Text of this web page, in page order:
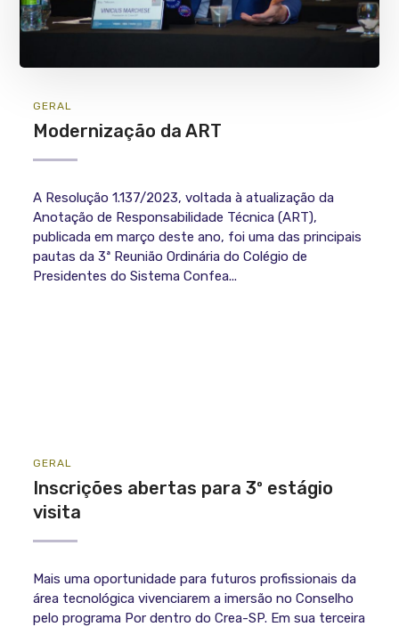
GERAL
Modernização da ART
A Resolução 1.137/2023, voltada à atualização da
Anotação de Responsabilidade Técnica (ART),
publicada em março deste ano, foi uma das principais
pautas da 3ª Reunião Ordinária do Colégio de
Presidentes do Sistema Confea...
GERAL
Inscrições abertas para 3º estágio
visita
Mais uma oportunidade para futuros profissionais da
área tecnológica vivenciarem a imersão no Conselho
pelo programa Por dentro do Crea-SP. Em sua terceira